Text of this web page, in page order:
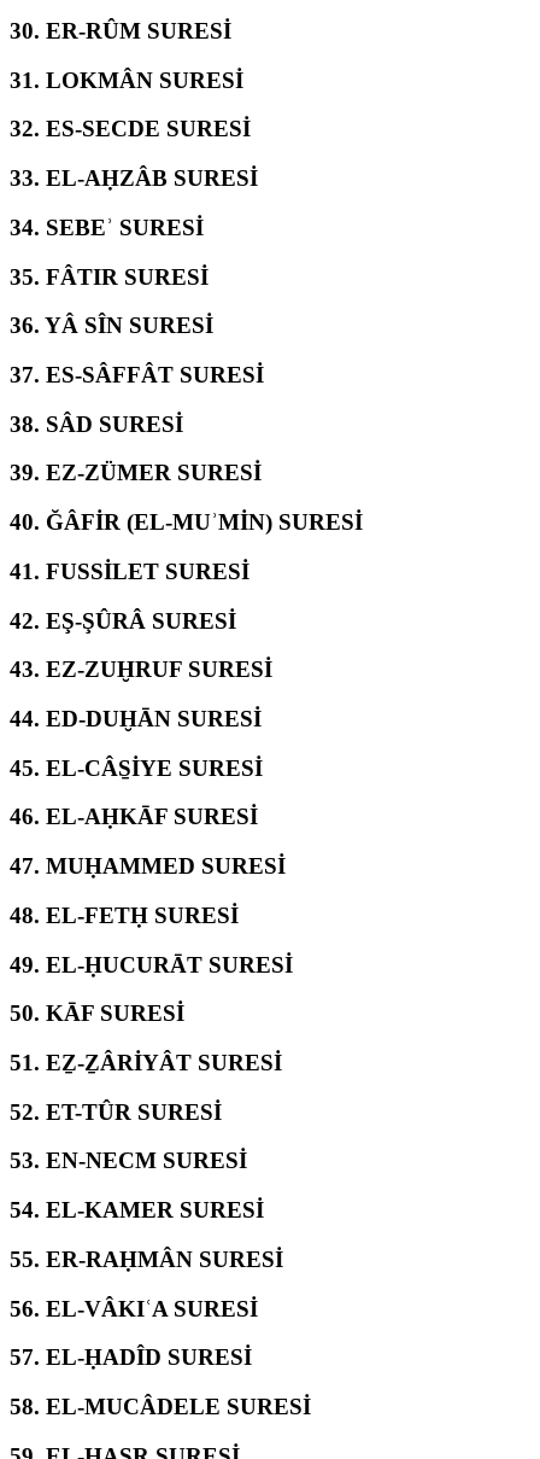
30. ER-RÛM SURESİ
31. LOKMÂN SURESİ
32. ES-SECDE SURESİ
33. EL-AḤZÂB SURESİ
34. SEBEʾ SURESİ
35. FÂTIR SURESİ
36. YÂ SÎN SURESİ
37. ES-SÂFFÂT SURESİ
38. SÂD SURESİ
39. EZ-ZÜMER SURESİ
40. ĞÂFİR (EL-MUʾMİN) SURESİ
41. FUSSİLET SURESİ
42. EŞ-ŞÛRÂ SURESİ
43. EZ-ZUḪRUF SURESİ
44. ED-DUḪĀN SURESİ
45. EL-CÂS̱İYE SURESİ
46. EL-AḤKĀF SURESİ
47. MUḤAMMED SURESİ
48. EL-FETḤ SURESİ
49. EL-ḤUCURĀT SURESİ
50. KĀF SURESİ
51. EẔ-ẔÂRİYÂT SURESİ
52. ET-TÛR SURESİ
53. EN-NECM SURESİ
54. EL-KAMER SURESİ
55. ER-RAḤMÂN SURESİ
56. EL-VÂKIʿA SURESİ
57. EL-ḤADÎD SURESİ
58. EL-MUCÂDELE SURESİ